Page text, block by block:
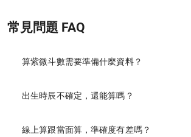
常見問題 FAQ
算紫微斗數需要準備什麼資料？
出生時辰不確定，還能算嗎？
線上算跟當面算，準確度有差嗎？